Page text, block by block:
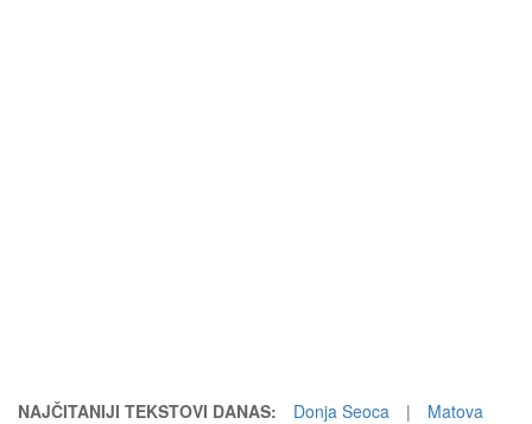
NAJČITANIJI TEKSTOVI DANAS: Donja Seoca |
Matova